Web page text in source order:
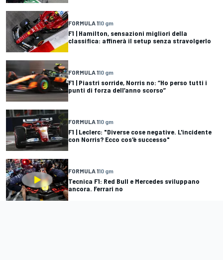
FORMULA 110 gm
F1 | Hamilton, sensazioni migliori della
classifica: affinerà il setup senza stravolgerlo
FORMULA 110 gm
F1 | Piastri sorride, Norris no: “Ho perso tutti i
punti di forza dell’anno scorso”
FORMULA 110 gm
F1 | Leclerc: "Diverse cose negative. L'incidente
con Norris? Ecco cos'è successo"
FORMULA 110 gm
Tecnica F1: Red Bull e Mercedes sviluppano
ancora. Ferrari no